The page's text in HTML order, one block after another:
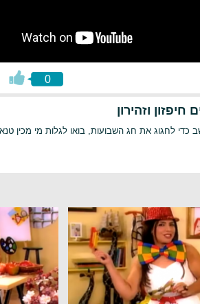
0
וזהירון
כדי לחגוג את חג השבועות, בואו לגלות מי מכין